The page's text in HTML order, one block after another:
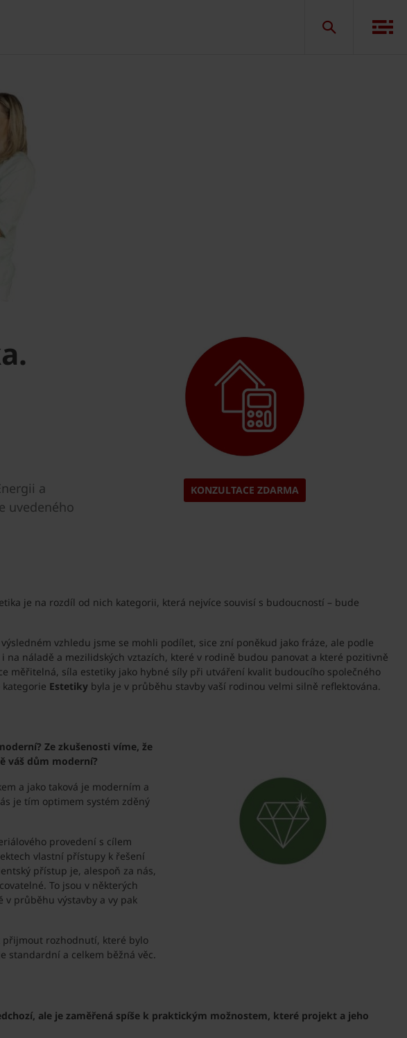
a
uvedeného
KONZULTACE ZDARMA
je na rozdíl od nich kategorii, která nejvíce souvisí s budoucností – bude
vzhledu jsme se mohli podílet, sice zní poněkud jako fráze, ale podle
náladě a mezilidských vztazích, které v rodině budou panovat a které pozitivně
měřitelná, síla estetiky jako hybné síly při utváření kvalit budoucího společného
Estetiky byla je v průběhu stavby vaší rodinou velmi silně reflektována.
Ze zkušenosti víme, že
váš dům moderní?
a jako taková je moderním a
je tím optimem systém zděný
provedení s cílem
vlastní přístupy k řešení
přístup je, alespoň za nás,
To jsou v některých
průběhu výstavby a vy pak
přijmout rozhodnutí, které bylo
standardní a celkem běžná věc.
ale je zaměřená spíše k praktickým možnostem, které projekt a jeho